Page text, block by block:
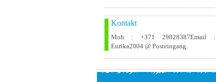
Kontakt
Mob : +371 29828387Email :
Eurika2004 @ Posteingang.